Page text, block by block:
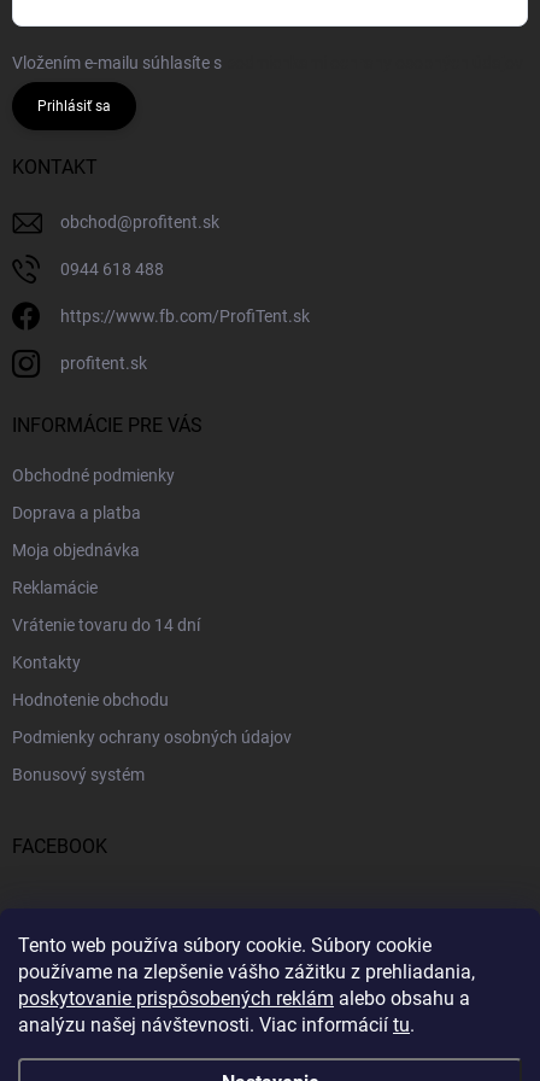
Tento web používa súbory cookie. Súbory cookie
používame na zlepšenie vášho zážitku z prehliadania,
poskytovanie prispôsobených reklám alebo obsahu a
analýzu našej návštevnosti. Viac informácií tu.
Vložením e-mailu súhlasíte s
Prihlásiť sa
KONTAKT
obchod@profitent.sk
0944 618 488
https://www.fb.com/ProfiTent.sk
profitent.sk
INFORMÁCIE PRE VÁS
Obchodné podmienky
Doprava a platba
Moja objednávka
Reklamácie
Vrátenie tovaru do 14 dní
Kontakty
Hodnotenie obchodu
Podmienky ochrany osobných údajov
Bonusový systém
FACEBOOK
PRIJÍMAME ONLINE PLATBY